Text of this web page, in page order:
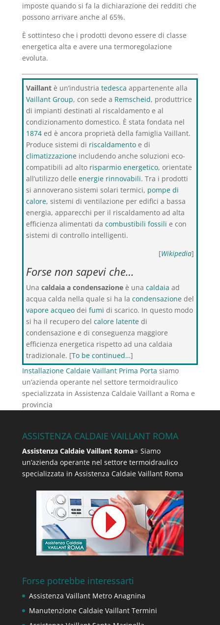
imposte quando si fa la dichiarazione dei redditi che
possono arrivare anche al 65%.
È sottinteso che i prodotti devono essere di classe
energetica alta e avere una termoregolazione
evoluta.
Vaillantè un’industria tedesca appartenente alla
Vaillant Group, con sede a Remscheid, produttrice
di impianti destinati al riscaldamento e al
condizionamento domestico. È stata fondata nel
1874ed è ancora proprietà della famiglia Vaillant.
Produce sistemi di riscaldamentoe di
climatizzazioneincludendo anche soluzioni eco-
compatibili ad alto risparmio energetico, orientate
all’utilizzo delle energie rinnovabili. Tra i prodotti
si annoverano sistemi solari termici, pompe di
calore, sistemi di ventilazione per edifici a bassa
energia, apparecchi per il riscaldamento ad alta
efficienza alimentati da combustibili fossili e con
sistemi di controllo intelligenti.
[Wikipedia]
Forse non sapevi che…
Una caldaia a condensazioneè una caldaia ad
acqua calda nella quale si ha la condensazionedel
vapore acqueodei fumi di scarico. In questo modo
si ha il recupero del calore latentedi
condensazione e di conseguenza maggiore
efficienza energetica rispetto ad una caldaia
tradizionale. [To be continued…]
Installazione Caldaie Vaillant Prima Porta siamo
un’azienda operante nel settore termoidraulico
specializzata in Assistenza Caldaie Vaillant a Roma e
provincia
ASSISTENZA CALDAIE VAILLANT ROMA
Assistenza Caldaie Vaillant Roma⭐ Siamo
un’azienda operante nel settore termoidraulico
specializzata in Assistenza Caldaie Vaillant Roma
Forse potrebbe interessarti
Assistenza Vaillant Metro Anagnina
Manutenzione Caldaie Vaillant Termini